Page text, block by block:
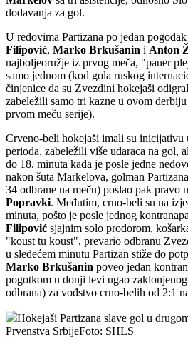
dodavanja za gol.
U redovima Partizana po jedan
Filipović, Marko Brkušanin i Anton
najboljeoružje iz prvog meča, "pauer
samo jednom (kod gola ruskog
činjenice da su Zvezdini hokejaši
zabeležili samo tri kazne u ovom
prvom meču serije).
Crveno-beli hokejaši imali su inicijativu
perioda, zabeležili više udaraca na gol,
do 18. minuta kada je posle jedne
nakon šuta Markelova, golman Partizana
34 odbrane na meču) poslao pak pravo
Popravki. Međutim, crno-beli su na
minuta, pošto je posle jednog
Filipović sjajnim solo prodorom,
"koust tu koust", prevario odbranu
u sledećem minutu Partizan stiže do
Marko Brkušanin poveo jedan
pogotkom u donji levi ugao zaklonjenog
odbrana) za vođstvo crno-belih od 2:1
Hokejaši Partizana slave gol u
Prvenstva SrbijeFoto: SHLS